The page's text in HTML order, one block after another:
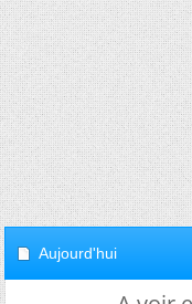
Aujourd'hui